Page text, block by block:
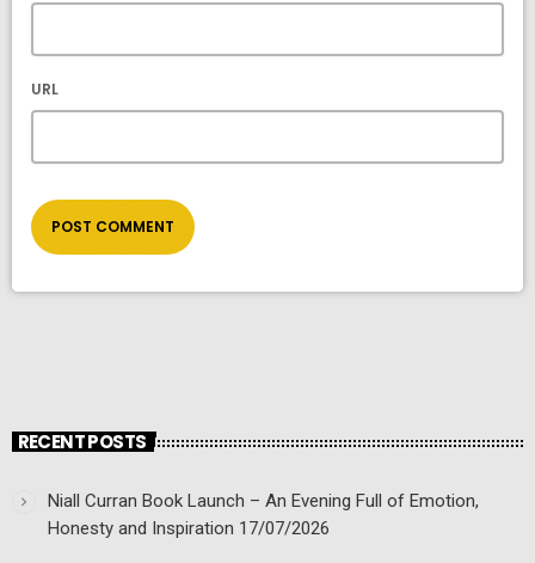
URL
RECENT POSTS
Niall Curran Book Launch – An Evening Full of Emotion,
Honesty and Inspiration 17/07/2026